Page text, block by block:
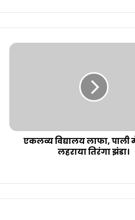
एकलव्य विद्यालय लाफा, पाली
लहराया तिरंगा झंडा।